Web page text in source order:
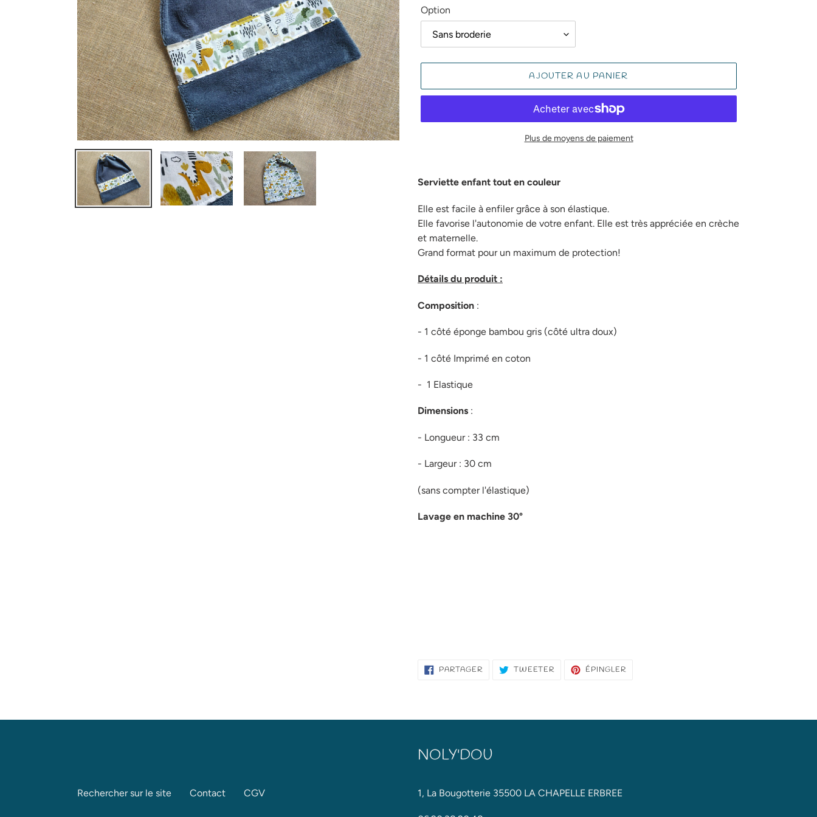
Option
AJOUTER AU PANIER
Plus de moyens de paiement
d'un
à
votre
panier
Serviette enfant tout en couleur
Elle est facile à enfiler grâce à son élastique.
Elle favorise l'autonomie de votre enfant. Elle est très appréciée en crèche
et maternelle.
Grand format pour un maximum de protection!
Détails du produit :
Composition :
- 1 côté éponge bambou gris (côté ultra doux)
- 1 côté Imprimé en coton
- 1 Elastique
Dimensions :
- Longueur : 33 cm
- Largeur : 30 cm
(sans compter l'élastique)
Lavage en machine 30°
PARTAGERPARTAGER
SUR
TWEETER TWEETERÉPINGLER
Rechercher sur le site Contact CGV
NOLY'DOU
1, La Bougotterie 35500 LA CHAPELLE ERBREE